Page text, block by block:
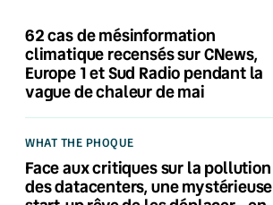
62 cas de mésinformation
climatique recensés sur CNews,
Europe 1 et Sud Radio pendant la
vague de chaleur de mai
WHAT THE PHOQUE
Face aux critiques sur la pollution
des datacenters, une mystérieuse